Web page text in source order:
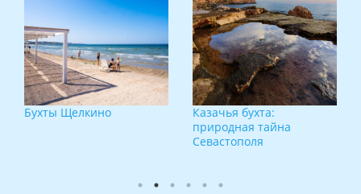
Бухты Щелкино
Казачья бухта:
природная тайна
Севастополя